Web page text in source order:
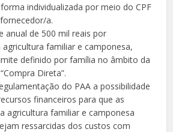
individualizada por meio do CPF
a.
anual de 500 mil reais por
familiar e camponesa,
definido por família no âmbito da
Direta”.
do PAA a possibilidade
financeiros para que as
agricultura familiar e camponesa
ressarcidas dos custos com